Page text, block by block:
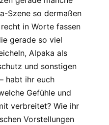
Szene so dermaßen
in Worte fassen
gerade so viel
Alpaka als
und sonstigen
habt ihr euch
Gefühle und
verbreitet? Wie ihr
Vorstellungen